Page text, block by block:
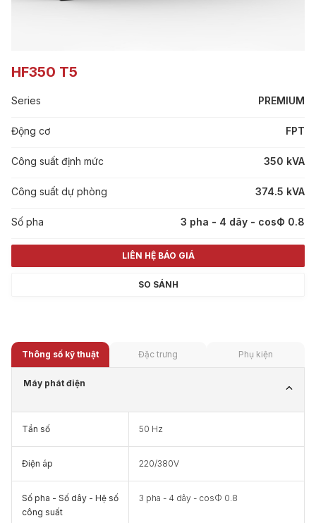
HF350 T5
Series PREMIUM
Động cơ FPT
Công suất định mức 350 kVA
Công suất dự phòng 374.5 kVA
Số pha 3 pha - 4 dây - cosФ 0.8
LIÊN HỆ BÁO GIÁ
SO SÁNH
Thông số kỹ thuật Đặc trưng Phụ kiện
Máy phát điện
Tần số 50 Hz
Điện áp 220/380V
Số pha - Số dây - Hệ số
công suất
3 pha - 4 dây - cosФ 0.8